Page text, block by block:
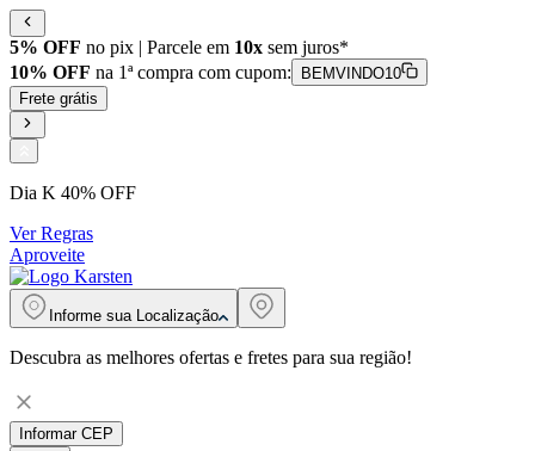
5% OFF no pix | Parcele em 10x sem juros*
10% OFF na 1ª compra com cupom:
BEMVINDO10
Frete grátis
Dia K 40% OFF
Ver Regras
Aproveite
Informe sua Localização
Descubra as melhores ofertas e fretes para sua região!
Informar CEP